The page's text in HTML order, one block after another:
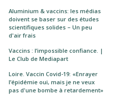
Aluminium & vaccins: les médias
doivent se baser sur des études
scientifiques solides – Un peu
d'air frais
Vaccins : l’impossible confiance. |
Le Club de Mediapart
Loire. Vaccin Covid-19: «Enrayer
l’épidémie oui, mais je ne veux
pas d'une bombe à retardement»